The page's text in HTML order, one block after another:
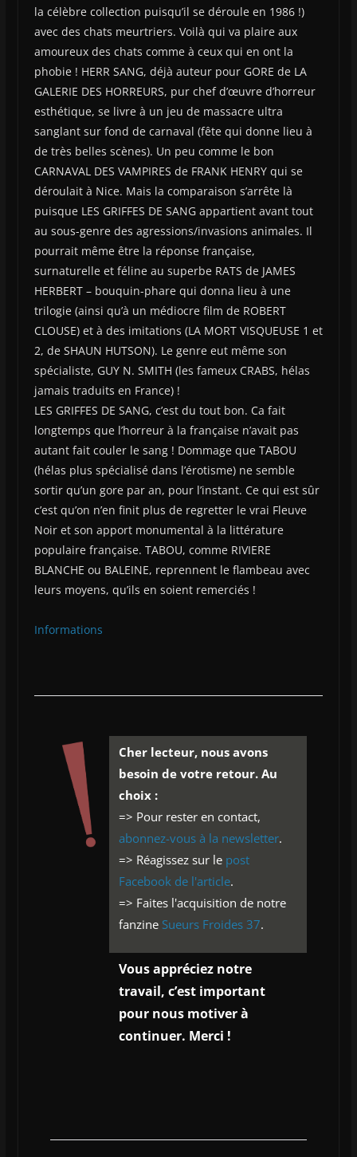
la célèbre collection puisqu’il se déroule en 1986 !)
avec des chats meurtriers. Voilà qui va plaire aux
amoureux des chats comme à ceux qui en ont la
phobie ! HERR SANG, déjà auteur pour GORE de LA
GALERIE DES HORREURS, pur chef d’œuvre d’horreur
esthétique, se livre à un jeu de massacre ultra
sanglant sur fond de carnaval (fête qui donne lieu à
de très belles scènes). Un peu comme le bon
CARNAVAL DES VAMPIRES de FRANK HENRY qui se
déroulait à Nice. Mais la comparaison s’arrête là
puisque LES GRIFFES DE SANG appartient avant tout
au sous-genre des agressions/invasions animales. Il
pourrait même être la réponse française,
surnaturelle et féline au superbe RATS de JAMES
HERBERT – bouquin-phare qui donna lieu à une
trilogie (ainsi qu’à un médiocre film de ROBERT
CLOUSE) et à des imitations (LA MORT VISQUEUSE 1 et
2, de SHAUN HUTSON). Le genre eut même son
spécialiste, GUY N. SMITH (les fameux CRABS, hélas
jamais traduits en France) !
LES GRIFFES DE SANG, c’est du tout bon. Ca fait
longtemps que l’horreur à la française n’avait pas
autant fait couler le sang ! Dommage que TABOU
(hélas plus spécialisé dans l’érotisme) ne semble
sortir qu’un gore par an, pour l’instant. Ce qui est sûr
c’est qu’on n’en finit plus de regretter le vrai Fleuve
Noir et son apport monumental à la littérature
populaire française. TABOU, comme RIVIERE
BLANCHE ou BALEINE, reprennent le flambeau avec
leurs moyens, qu’ils en soient remerciés !
Informations
Cher lecteur, nous avons
besoin de votre retour. Au
choix :
=> Pour rester en contact,
abonnez-vous à la newsletter.
=> Réagissez sur le post
Facebook de l'article.
=> Faites l'acquisition de notre
fanzine Sueurs Froides 37.
Vous appréciez notre
travail, c’est important
pour nous motiver à
continuer. Merci !